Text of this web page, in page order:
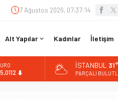
7 Ağustos 2026, 07:37:15
Alt Yapılar Kadınlar İletişim
İSTANBUL
PARÇALI